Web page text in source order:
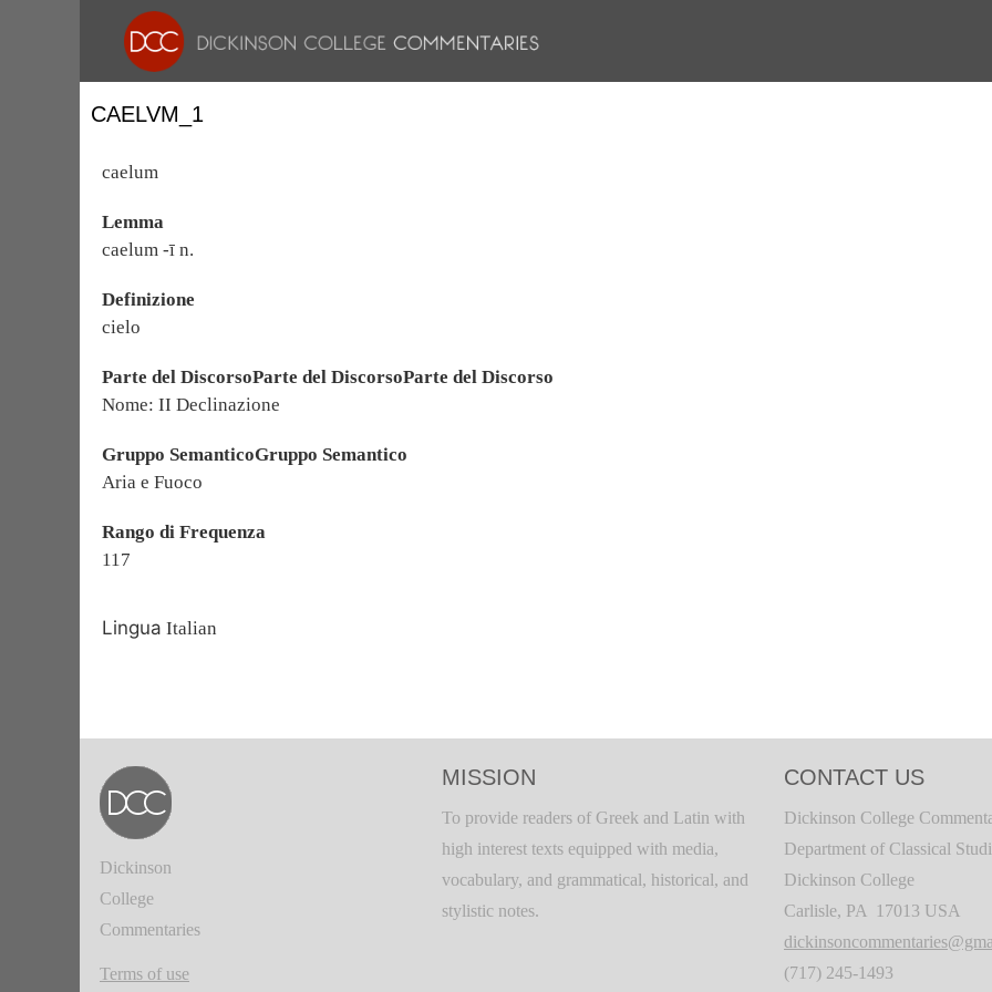
CAELVM_1
caelum
Lemma
caelum -ī n.
Definizione
cielo
Parte del DiscorsoParte del DiscorsoParte del Discorso
Nome: II Declinazione
Gruppo SemanticoGruppo Semantico
Aria e Fuoco
Rango di Frequenza
117
Lingua Italian
Dickinson
College
Commentaries
Terms of use
MISSION
To provide readers of Greek and Latin with
high interest texts equipped with media,
vocabulary, and grammatical, historical, and
stylistic notes.
CONTACT US
Dickinson College
Department of Classical
Dickinson College
Carlisle, PA 17013 USA
(717) 245-1493